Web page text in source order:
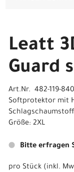
Leatt
Guard
Art.Nr. 482-119-
Softprotektor mit
Größe: 2XL
Bitte erfragen
pro Stück (inkl.